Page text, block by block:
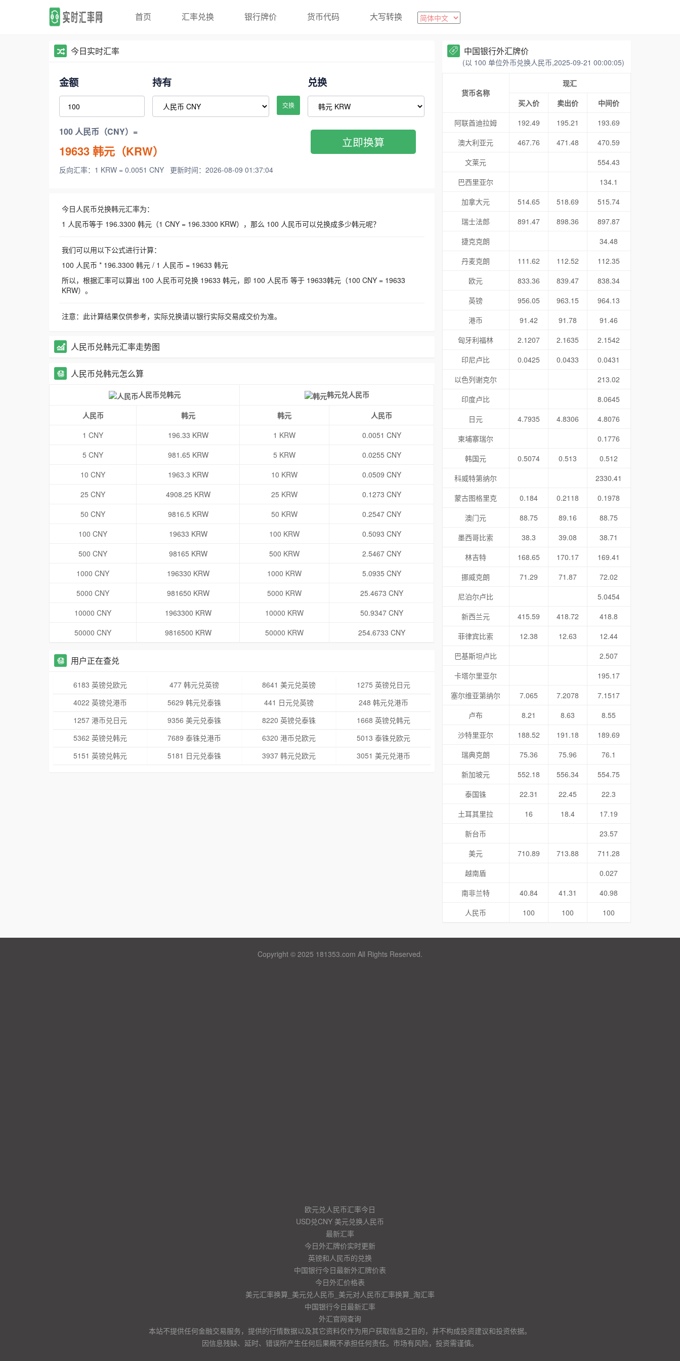
首页 汇率兑换 银行牌价 货币代码 大写转换
今日实时汇率
金额 持有
交换
兑换
100 人民币（CNY）=
19633韩元（KRW）
反向汇率：1 KRW = 0.0051 CNY 更新时间：2026-08-09 01:37:04
立即换算
今日人民币兑换韩元汇率为：
1 人民币等于 196.3300 韩元（1 CNY = 196.3300 KRW），那么 100 人民币可以兑换成多少韩元呢？
我们可以用以下公式进行计算：
100 人民币 * 196.3300 韩元 / 1 人民币 = 19633 韩元
所以，根据汇率可以算出 100 人民币可兑换 19633 韩元，即 100 人民币 等于 19633韩元（100 CNY = 19633
KRW）。
注意：此计算结果仅供参考，实际兑换请以银行实际交易成交价为准。
人民币兑韩元汇率走势图
人民币兑韩元怎么算
人民币兑韩元 韩元兑人民币
人民币 韩元 韩元
人民币
1 CNY
196.33 KRW 1 KRW
0.0051 CNY
5 CNY
981.65 KRW 5 KRW
0.0255 CNY
10 CNY
1963.3 KRW 10 KRW
0.0509 CNY
25 CNY
4908.25 KRW 25 KRW
0.1273 CNY
50 CNY
9816.5 KRW 50 KRW
0.2547 CNY
100 CNY
19633 KRW 100 KRW
0.5093 CNY
500 CNY
98165 KRW 500 KRW
2.5467 CNY
1000 CNY
196330 KRW 1000 KRW
5.0935 CNY
5000 CNY
981650 KRW 5000 KRW
25.4673 CNY
10000 CNY
1963300 KRW 10000 KRW
50.9347 CNY
50000 CNY
9816500 KRW 50000 KRW 254.6733 CNY
用户正在查兑
6183 英镑兑欧元 477 韩元兑英镑 8641 美元兑英镑
1275 英镑兑日元
4022 英镑兑港币
5629 韩元兑泰铢 441 日元兑英镑
248 韩元兑港币
1257 港币兑日元
9356 美元兑泰铢 8220 英镑兑泰铢
1668 英镑兑韩元
5362 英镑兑韩元
7689 泰铢兑港币 6320 港币兑欧元
5013 泰铢兑欧元
5151 英镑兑韩元
5181 日元兑泰铢 3937 韩元兑欧元 3051 美元兑港币
中国银行外汇牌价
(以 100 单位外币兑换人民币,2025-09-21 00:00:05)
货币名称
现汇
买入价
卖出价
中间价
阿联酋迪拉姆
192.49 195.21
193.69
澳大利亚元
467.76 471.48
470.59
文莱元
554.43
巴西里亚尔
134.1
加拿大元
514.65 518.69
515.74
瑞士法郎
891.47 898.36
897.87
捷克克朗
34.48
丹麦克朗
111.62 112.52
112.35
欧元
833.36 839.47
838.34
英镑
956.05 963.15
964.13
港币
91.42 91.78
91.46
匈牙利福林
2.1207 2.1635
2.1542
印尼卢比
0.0425 0.0433
0.0431
以色列谢克尔
213.02
印度卢比
8.0645
日元
4.7935 4.8306
4.8076
柬埔寨瑞尔
0.1776
韩国元
0.5074 0.513
0.512
科威特第纳尔
2330.41
蒙古图格里克
0.184 0.2118
0.1978
澳门元
88.75 89.16
88.75
墨西哥比索
38.3 39.08
38.71
林吉特
168.65 170.17
169.41
挪威克朗
71.29 71.87
72.02
尼泊尔卢比
5.0454
新西兰元
415.59 418.72
418.8
菲律宾比索
12.38 12.63
12.44
巴基斯坦卢比
2.507
卡塔尔里亚尔
195.17
塞尔维亚第纳尔
7.065 7.2078
7.1517
卢布
8.21 8.63
8.55
沙特里亚尔
188.52 191.18
189.69
瑞典克朗
75.36 75.96
76.1
新加坡元
552.18 556.34
554.75
泰国铢
22.31 22.45
22.3
土耳其里拉
16 18.4
17.19
新台币
23.57
美元
710.89 713.88
711.28
越南盾
0.027
南非兰特
40.84 41.31
40.98
人民币
100 100 100
Copyright © 2025 181353.com All Rights Reserved.
欧元兑人民币汇率今日
USD兑CNY 美元兑换人民币
最新汇率
今日外汇牌价实时更新
英镑和人民币的兑换
中国银行今日最新外汇牌价表
今日外汇价格表
美元汇率换算_美元兑人民币_美元对人民币汇率换算_淘汇率
中国银行今日最新汇率
外汇官网查询
本站不提供任何金融交易服务，提供的行情数据以及其它资料仅作为用户获取信息之目的，并不构成投资建议和投资依据。
因信息残缺、延时、错误所产生任何后果概不承担任何责任。市场有风险，投资需谨慎。